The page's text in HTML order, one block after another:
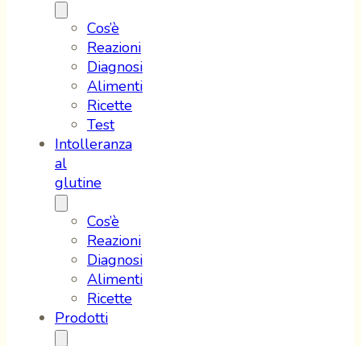
Cos’è
Reazioni
Diagnosi
Alimenti
Ricette
Test
Intolleranza
al
glutine
Cos’è
Reazioni
Diagnosi
Alimenti
Ricette
Prodotti